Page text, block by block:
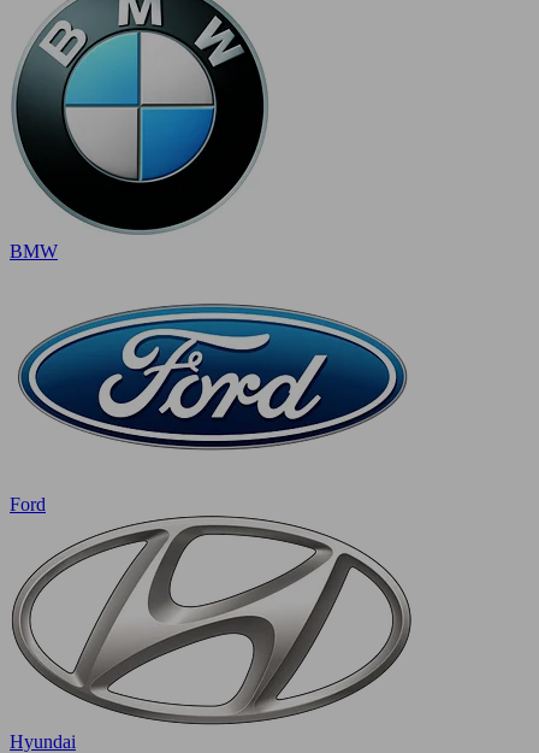
BMW
Ford
Hyundai